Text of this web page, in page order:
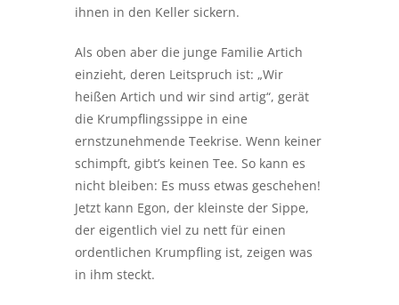
ihnen in den Keller sickern.
Als oben aber die junge Familie Artich
einzieht, deren Leitspruch ist: „Wir
heißen Artich und wir sind artig“, gerät
die Krumpflingssippe in eine
ernstzunehmende Teekrise. Wenn keiner
schimpft, gibt’s keinen Tee. So kann es
nicht bleiben: Es muss etwas geschehen!
Jetzt kann Egon, der kleinste der Sippe,
der eigentlich viel zu nett für einen
ordentlichen Krumpfling ist, zeigen was
in ihm steckt.